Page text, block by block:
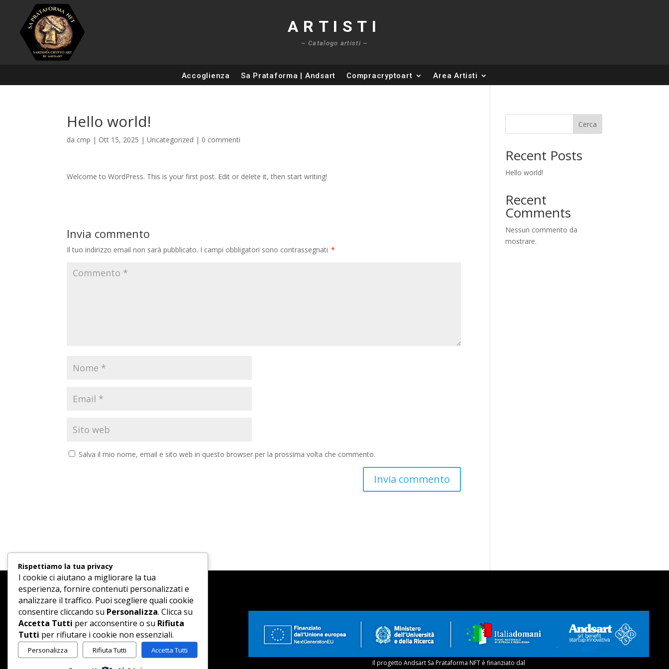
ARTISTI
~ Catalogo artisti ~
Accoglienza Sa Prataforma | Andsart Compracryptoart Area Artisti
Hello world!
da cmp | Ott 15, 2025 |Uncategorized | 0 commenti
Welcome to WordPress. This is your first post. Edit or delete it, then start writing!
Invia commento
Il tuo indirizzo email non sarà pubblicato. I campi obbligatori sono contrassegnati *
Salva il mio nome, email e sito web in questo browser per la prossima volta che commento.
Cerca
Recent Posts
Hello world!
Recent
Comments
Nessun commento da
mostrare.
Il progetto Andsart Sa Prataforma NFT è finanziato dal
Rispettiamo la tua privacy
I cookie ci aiutano a migliorare la tua
esperienza, fornire contenuti personalizzati e
analizzare il traffico. Puoi scegliere quali cookie
consentire cliccando su Personalizza. Clicca su
Accetta Tutti per acconsentire o su Rifiuta
Tutti per rifiutare i cookie non essenziali.
Personalizza Rifiuta Tutti Accetta Tutti